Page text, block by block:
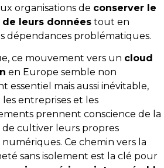
organisations de conserver le
leurs données tout en
dépendances problématiques.
ce mouvement vers un cloud
en Europe semble non
essentiel mais aussi inévitable,
entreprises et les
prennent conscience de la
de cultiver leurs propres
numériques. Ce chemin vers la
sans isolement est la clé pour